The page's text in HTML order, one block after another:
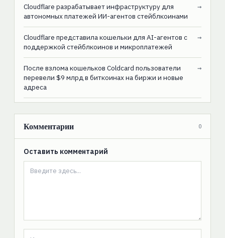
Cloudflare разрабатывает инфраструктуру для
автономных платежей ИИ-агентов стейблкоинами
→
Cloudflare представила кошельки для AI-агентов с
поддержкой стейблкоинов и микроплатежей
→
После взлома кошельков Coldcard пользователи
перевели $9 млрд в биткоинах на биржи и новые
адреса
→
Комментарии 0
Оставить комментарий